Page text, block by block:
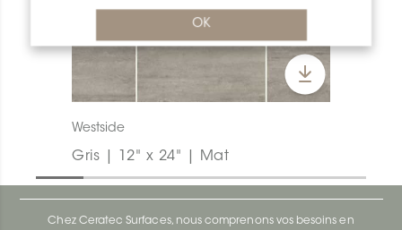
OK
Westside
Gris | 12" x 24" | Mat
Chez Ceratec Surfaces, nous comprenons vos besoins en